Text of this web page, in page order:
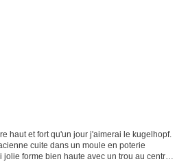
haut et fort qu'un jour j'aimerai le kugelhopf.
cuite dans un moule en poterie
forme bien haute avec un trou au centre,